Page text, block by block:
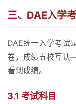
三、DAE入学
DAE统一入学考试
卷，成绩五校互认
看到成绩。
3.1 考试科目